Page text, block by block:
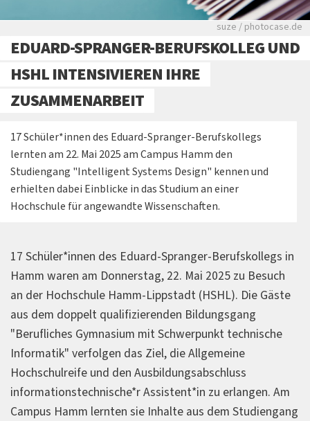
Viele Zeitungen.
suze / photocase.de
EDUARD-SPRANGER-BERUFSKOLLEG UND
HSHL INTENSIVIEREN IHRE
ZUSAMMENARBEIT
17 Schüler*innen des Eduard-Spranger-Berufskollegs
lernten am 22. Mai 2025 am Campus Hamm den
Studiengang "Intelligent Systems Design" kennen und
erhielten dabei Einblicke in das Studium an einer
Hochschule für angewandte Wissenschaften.
17 Schüler*innen des Eduard-Spranger-Berufskollegs in
Hamm waren am Donnerstag, 22. Mai 2025 zu Besuch
an der Hochschule Hamm-Lippstadt (HSHL). Die Gäste
aus dem doppelt qualifizierenden Bildungsgang
"Berufliches Gymnasium mit Schwerpunkt technische
Informatik" verfolgen das Ziel, die Allgemeine
Hochschulreife und den Ausbildungsabschluss
informationstechnische*r Assistent*in zu erlangen. Am
Campus Hamm lernten sie Inhalte aus dem Studiengang